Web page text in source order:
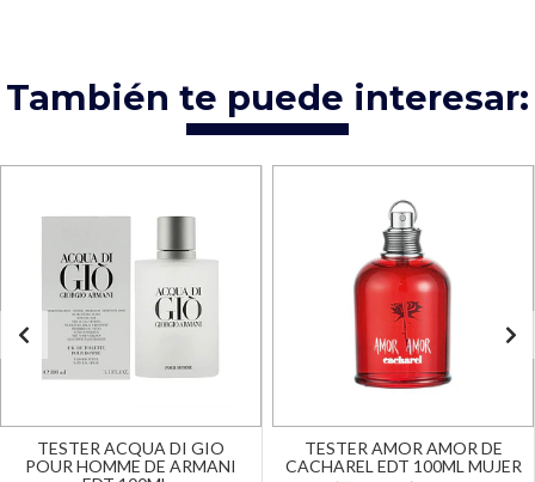
También te puede interesar:
TESTER ACQUA DI GIO
POUR HOMME DE ARMANI
TESTER AMOR AMOR DE
CACHAREL EDT 100ML MUJER